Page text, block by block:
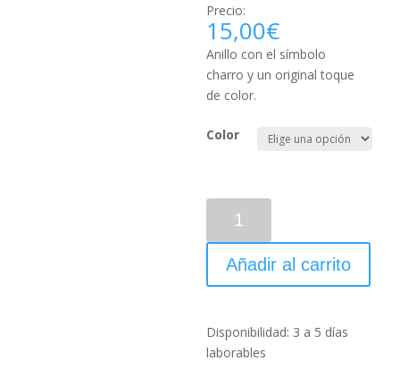
Precio:
15,00€
Anillo con el símbolo
charro y un original toque
de color.
Color
Añadir al carrito
Disponibilidad: 3 a 5 días
laborables